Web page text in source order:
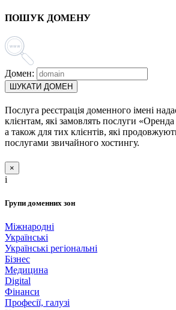
ПОШУК ДОМЕНУ
Домен:
ШУКАТИ ДОМЕН
Послуга реєстрація доменного імені
клієнтам, які замовлять послуги
а також для тих клієнтів, які
послугами звичайного хостингу.
×
i
Групи доменних зон
Міжнародні
Українські
Українські регіональні
Бізнес
Медицина
Digital
Фінанси
Професії, галузі